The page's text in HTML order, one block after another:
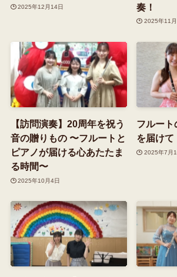
2025年12月14日
奏！
2025年11月
【訪問演奏】20周年を祝う
音の贈りもの 〜フルートと
ピアノが届ける心あたたま
る時間〜
2025年10月4日
フルート
を届けて
2025年7月